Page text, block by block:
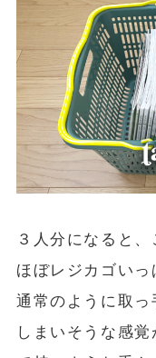
３人分になると、
ほぼレジカゴいっ
通常のように取
しまいそうな感